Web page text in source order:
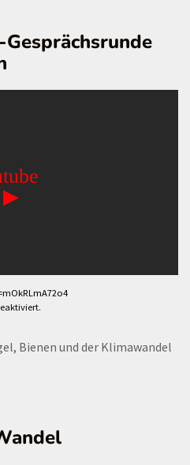
Bienen und der Klimawandel